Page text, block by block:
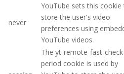
never
YouTube sets this cookie
store the user's video
preferences using
YouTube videos.
The yt-remote-fast-
period cookie is used by